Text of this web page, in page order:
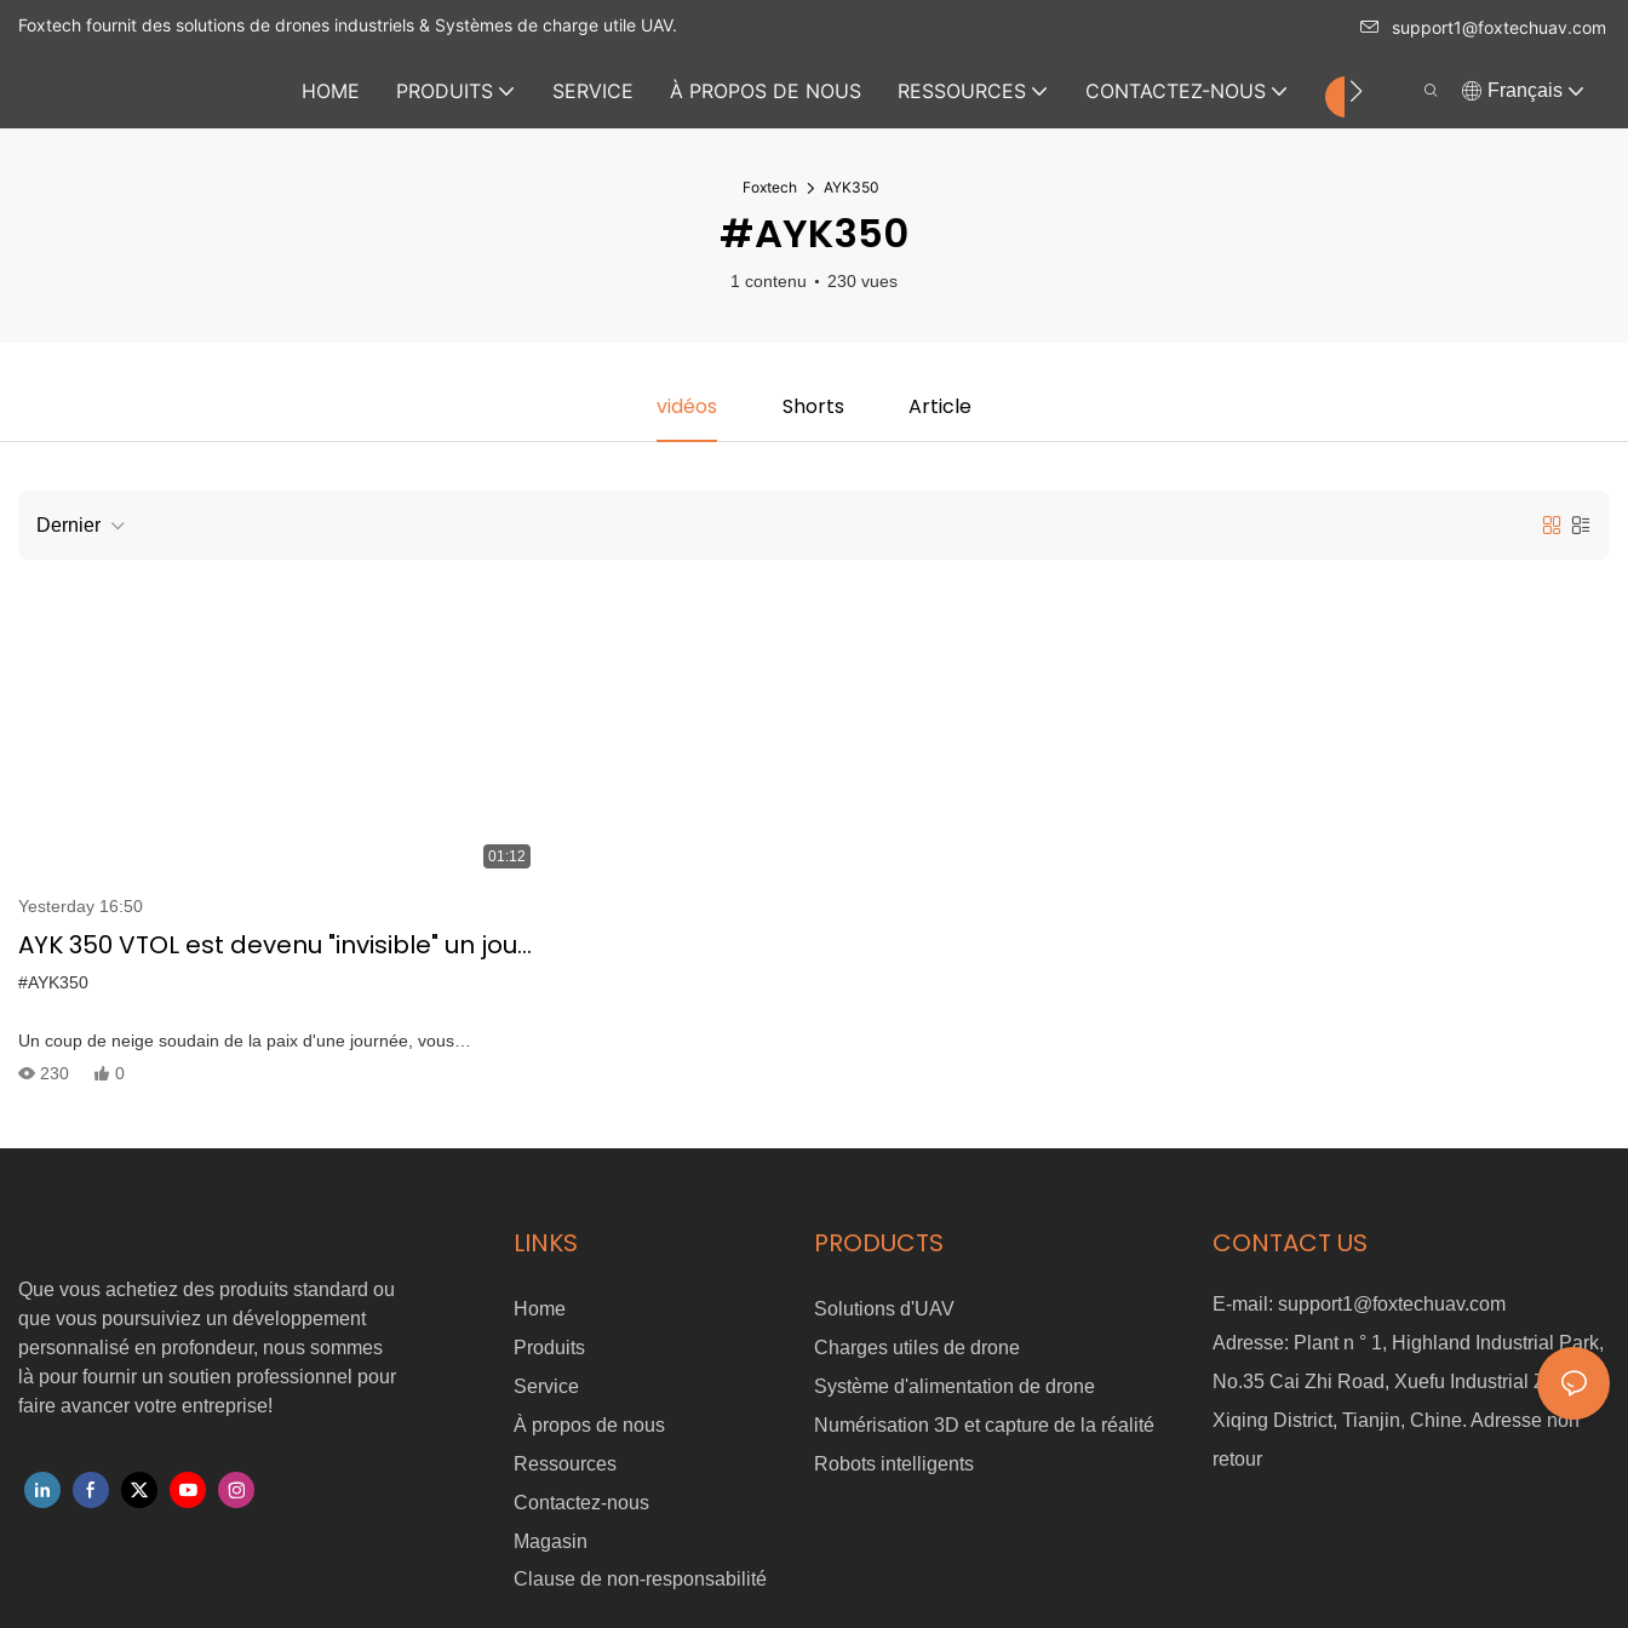
Foxtech fournit des solutions de drones industriels & Systèmes de charge utile UAV. support1@foxtechuav.com
HOME PRODUITS SERVICE À PROPOS DE NOUS RESSOURCES CONTACTEZ-NOUS MAGASIN Français
Foxtech AYK350
#AYK350
1 contenu 230 vues
vidéos Shorts Article
Dernier
01:12
Yesterday 16:50
AYK 350 VTOL est devenu "invisible" un jour
de neige
#AYK350
Un coup de neige soudain de la paix d'une journée, vous
demandez comment un énorme VTOL se produit par temps
230 0
Que vous achetiez des produits standard ou
que vous poursuiviez un développement
personnalisé en profondeur, nous sommes
là pour fournir un soutien professionnel pour
faire avancer votre entreprise!
LINKS
Home
Produits
Service
À propos de nous
Ressources
Contactez-nous
Magasin
Clause de non-responsabilité
PRODUCTS
Solutions d'UAV
Charges utiles de drone
Système d'alimentation de drone
Numérisation 3D et capture de la réalité
Robots intelligents
CONTACT US
E-mail: support1@foxtechuav.com
Adresse: Plant n ° 1, Highland Industrial Park,
No.35 Cai Zhi Road, Xuefu Industrial Zone,
Xiqing District, Tianjin, Chine. Adresse non
retour